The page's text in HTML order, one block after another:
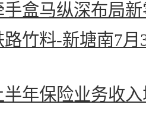
盒马纵深布局
竹料-新塘南7
年保险业务收